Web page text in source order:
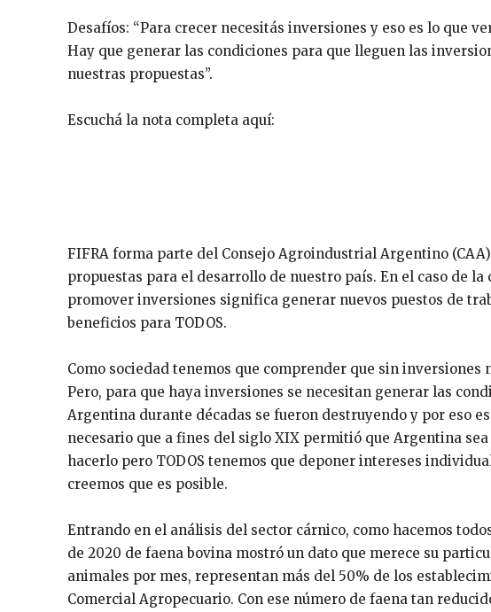
Desafíos: “Para crecer necesitás inversiones y eso es lo que
Hay que generar las condiciones para que lleguen las
nuestras propuestas”.
Escuchá la nota completa aquí:
FIFRA forma parte del Consejo Agroindustrial Argentino
propuestas para el desarrollo de nuestro país. En el caso de
promover inversiones significa generar nuevos puestos de
beneficios para TODOS.
Como sociedad tenemos que comprender que sin
Pero, para que haya inversiones se necesitan generar las
Argentina durante décadas se fueron destruyendo y por eso
necesario que a fines del siglo XIX permitió que Argentina
hacerlo pero TODOS tenemos que deponer intereses
creemos que es posible.
Entrando en el análisis del sector cárnico, como hacemos
de 2020 de faena bovina mostró un dato que merece su
animales por mes, representan más del 50% de los
Comercial Agropecuario. Con ese número de faena tan